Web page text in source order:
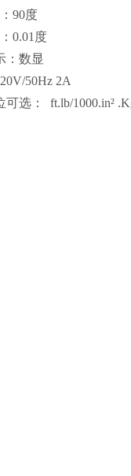
90度
0.01度
：数显
50Hz 2A
可选： ft.lb/1000.in²